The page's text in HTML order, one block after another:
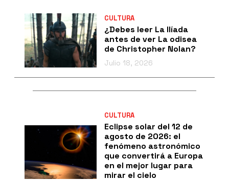
CULTURA
¿Debes leer La Ilíada
antes de ver La odisea
de Christopher Nolan?
Julio 18, 2026
CULTURA
Eclipse solar del 12 de
agosto de 2026: el
fenómeno astronómico
que convertirá a Europa
en el mejor lugar para
mirar el cielo